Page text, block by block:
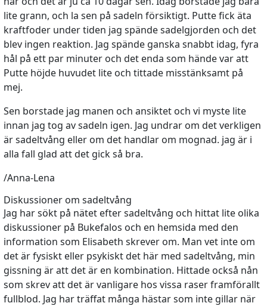
lite grann, och la sen på sadeln försiktigt. Putte fick äta
kraftfoder under tiden jag spände sadelgjorden och det
blev ingen reaktion. Jag spände ganska snabbt idag, fyra
hål på ett par minuter och det enda som hände var att
Putte höjde huvudet lite och tittade misstänksamt på
mej.
Sen borstade jag manen och ansiktet och vi myste lite
innan jag tog av sadeln igen. Jag undrar om det verkligen
är sadeltvång eller om det handlar om mognad. jag är i
alla fall glad att det gick så bra.
/Anna-Lena
Diskussioner om sadeltvång
Jag har sökt på nätet efter sadeltvång och hittat lite olika
diskussioner på Bukefalos och en hemsida med den
information som Elisabeth skrever om. Man vet inte om
det är fysiskt eller psykiskt det här med sadeltvång, min
gissning är att det är en kombination. Hittade också nån
som skrev att det är vanligare hos vissa raser framförallt
fullblod. Jag har träffat många hästar som inte gillar när